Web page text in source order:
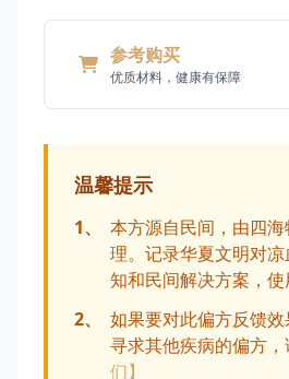
参考购买
优质材料，健康有保障
温馨提示
1、
本方源自民间，由四
理。记录华夏文明对
知和民间解决方案，使
2、
如果要对此偏方反馈
寻求其他疾病的偏方
们】